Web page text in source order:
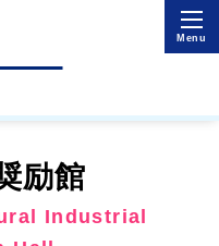
励館
Industrial